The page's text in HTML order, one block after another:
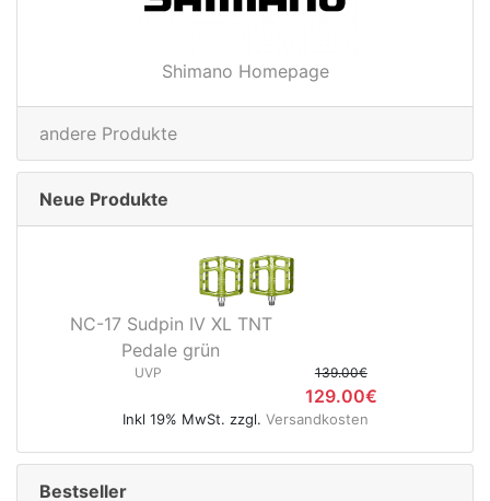
Shimano Homepage
andere Produkte
Neue Produkte
NC-17 Sudpin IV XL TNT
Pedale grün
UVP 139.00€
129.00€
Inkl 19% MwSt. zzgl. Versandkosten
Bestseller